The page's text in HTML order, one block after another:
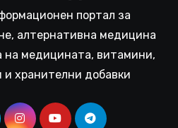
портал за
алтернативна медицина
на медицината, витамини,
и хранителни добавки